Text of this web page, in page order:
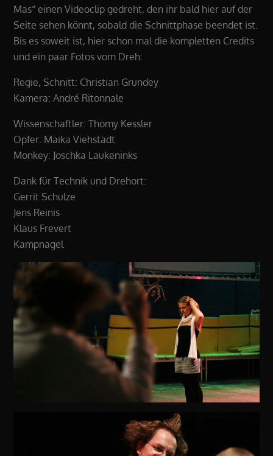
Mas“ einen Videoclip gedreht, den ihr bald hier auf der
Seite sehen könnt, sobald die Schnittphase beendet ist.
Bis es soweit ist, hier schon mal die kompletten Credits
und ein paar Fotos vom Dreh:
Regie, Schnitt: Christian Grundey
Kamera: André Ritonnale
Wissenschaftler: Thomy Kessler
Opfer: Maika Viehstädt
Monkey: Joschka Laukeninks
Dank für Technik und Drehort:
Gerrit Schulze
Jens Reinis
Klaus Frevert
Kampnagel